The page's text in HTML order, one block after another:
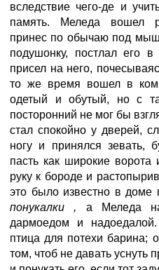
вследствие чего-де и
память. Меледа вошел
принес по обычаю под
подушонку, постлал его
присел на него,
то же время вошел в
одетый и обутый, но с
посторонний не мог бы
стал спокойно у дверей,
ногу и принялся зевать,
пасть как широкие ворота
руку к бороде и
это было известно в доме
понукалки
, а Меледа
дармоедом и
птица для потехи барина;
том, чтоб не давать уснуть